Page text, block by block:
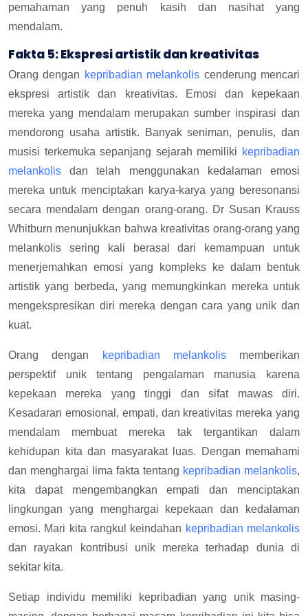
pemahaman yang penuh kasih dan nasihat yang
mendalam.
Fakta 5: Ekspresi artistik dan kreativitas
Orang dengan kepribadian melankolis cenderung mencari
ekspresi artistik dan kreativitas. Emosi dan kepekaan
mereka yang mendalam merupakan sumber inspirasi dan
mendorong usaha artistik. Banyak seniman, penulis, dan
musisi terkemuka sepanjang sejarah memiliki kepribadian
melankolis dan telah menggunakan kedalaman emosi
mereka untuk menciptakan karya-karya yang beresonansi
secara mendalam dengan orang-orang. Dr Susan Krauss
Whitburn menunjukkan bahwa kreativitas orang-orang yang
melankolis sering kali berasal dari kemampuan untuk
menerjemahkan emosi yang kompleks ke dalam bentuk
artistik yang berbeda, yang memungkinkan mereka untuk
mengekspresikan diri mereka dengan cara yang unik dan
kuat.
Orang dengan kepribadian melankolismemberikan
perspektif unik tentang pengalaman manusia karena
kepekaan mereka yang tinggi dan sifat mawas diri.
Kesadaran emosional, empati, dan kreativitas mereka yang
mendalam membuat mereka tak tergantikan dalam
kehidupan kita dan masyarakat luas. Dengan memahami
dan menghargai lima fakta tentang kepribadian melankolis,
kita dapat mengembangkan empati dan menciptakan
lingkungan yang menghargai kepekaan dan kedalaman
emosi. Mari kita rangkul keindahan kepribadian melankolis
dan rayakan kontribusi unik mereka terhadap dunia di
sekitar kita.
Setiap individu memiliki kepribadian yang unik masing-